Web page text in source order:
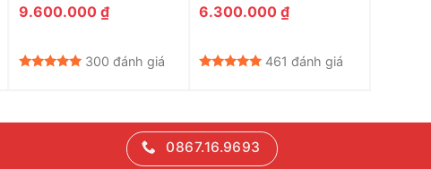
9.600.000 ₫
300 đánh giá
APS/APO-H092DC
6.300.000₫
461 đánh giá
0867.16.9693